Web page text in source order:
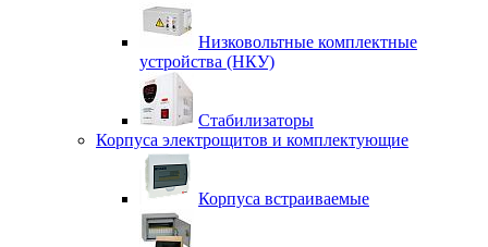
Низковольтные комплектные
устройства (НКУ)
Стабилизаторы
Корпуса электрощитов и комплектующие
Корпуса встраиваемые